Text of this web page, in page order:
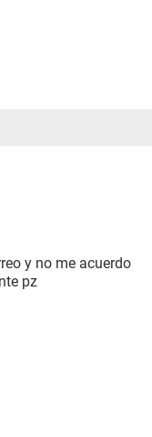
y no me acuerdo
pz